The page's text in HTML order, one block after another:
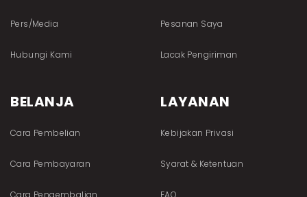
Pers/Media
Hubungi Kami
Pesanan Saya
Lacak Pengiriman
BELANJA
Cara Pembelian
Cara Pembayaran
LAYANAN
Kebijakan Privasi
Syarat & Ketentuan